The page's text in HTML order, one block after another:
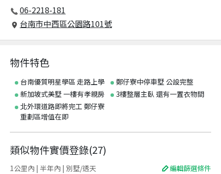
06-2218-181
台南市中西區公園路101號
物件特色
台南優質明星學區 走路上學
鄭仔寮中停車墅 公設完整
新加坡式美墅 一樓有孝親房
3樓整層主臥 還有一置衣物間
北外環道路即將完工 鄭仔寮
重劃區增值在即
類似物件實價登錄(27)
1公里內 | 半年內 | 別墅/透天 編輯篩選條件